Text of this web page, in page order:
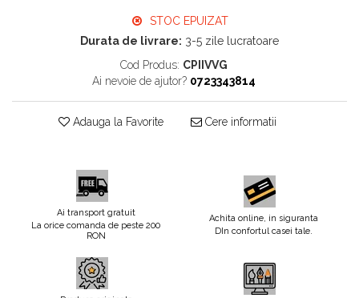
STOC EPUIZAT
Durata de livrare: 3-5 zile lucratoare
Cod Produs: CPIIVVG
Ai nevoie de ajutor? 0723343814
Adauga la Favorite Cere informatii
Ai transport gratuit
La orice comanda de peste 200
RON
Achita online, in siguranta
DIn confortul casei tale.